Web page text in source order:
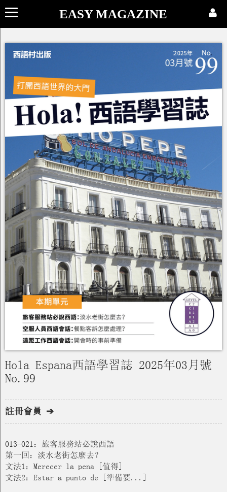
EASY MAGAZINE
Hola Espana西語學習誌 2025年03月號
No.99
註冊會員 ➔
013-021：旅客服務站必說西語
第一回：淡水老街怎麼去？
文法1：Merecer la pena [值得]
文法2：Estar a punto de [準備要...]